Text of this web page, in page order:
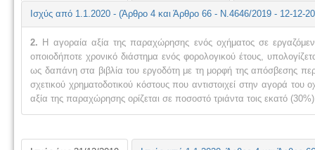
Ισχύς από 1.1.2020 - (Άρθρο 4 και Άρθρο 66 - Ν.4646/2019 - 12-12-
2. Η αγοραία αξία της παραχώρησης ενός οχήματος σε
οποιοδήποτε χρονικό διάστημα ενός φορολογικού έτους,
ως δαπάνη στα βιβλία του εργοδότη με τη μορφή της απόσβεσης
σχετικού χρηματοδοτικού κόστους που αντιστοιχεί στην αγορά
αξία της παραχώρησης ορίζεται σε ποσοστό τριάντα τοις εκατό